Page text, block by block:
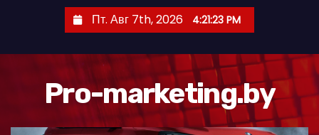
Пт. Авг 7th, 2026 4:21:23 PM
Pro-marketing.by